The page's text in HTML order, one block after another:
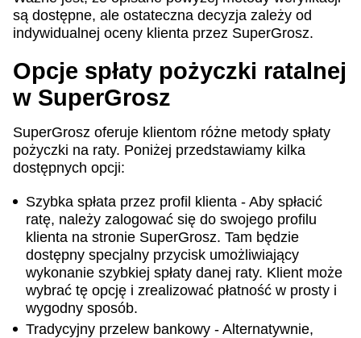
są dostępne, ale ostateczna decyzja zależy od
indywidualnej oceny klienta przez SuperGrosz.
Opcje spłaty pożyczki ratalnej
w SuperGrosz
SuperGrosz oferuje klientom różne metody spłaty
pożyczki na raty. Poniżej przedstawiamy kilka
dostępnych opcji:
Szybka spłata przez profil klienta - Aby spłacić
ratę, należy zalogować się do swojego profilu
klienta na stronie SuperGrosz. Tam będzie
dostępny specjalny przycisk umożliwiający
wykonanie szybkiej spłaty danej raty. Klient może
wybrać tę opcję i zrealizować płatność w prosty i
wygodny sposób.
Tradycyjny przelew bankowy - Alternatywnie,